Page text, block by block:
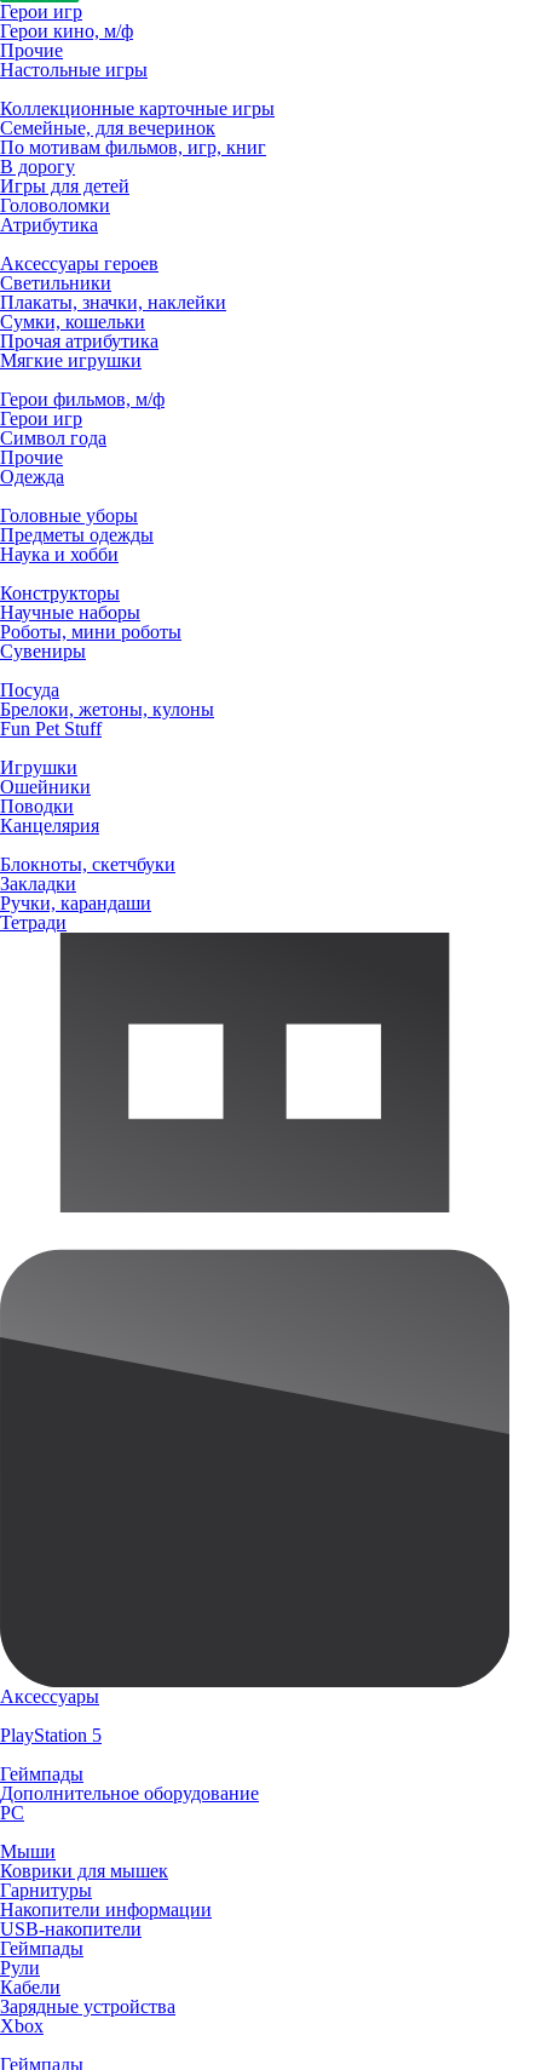
Герои игр
Герои кино, м/ф
Прочие
Настольные игры
Коллекционные карточные игры
Семейные, для вечеринок
По мотивам фильмов, игр, книг
В дорогу
Игры для детей
Головоломки
Атрибутика
Аксессуары героев
Светильники
Плакаты, значки, наклейки
Сумки, кошельки
Прочая атрибутика
Мягкие игрушки
Герои фильмов, м/ф
Герои игр
Символ года
Прочие
Одежда
Головные уборы
Предметы одежды
Наука и хобби
Конструкторы
Научные наборы
Роботы, мини роботы
Сувениры
Посуда
Брелоки, жетоны, кулоны
Fun Pet Stuff
Игрушки
Ошейники
Поводки
Канцелярия
Блокноты, скетчбуки
Закладки
Ручки, карандаши
Тетради
Аксессуары
PlayStation 5
Геймпады
Дополнительное оборудование
PC
Мыши
Коврики для мышек
Гарнитуры
Накопители информации
USB-накопители
Геймпады
Рули
Кабели
Зарядные устройства
Xbox
Геймпады